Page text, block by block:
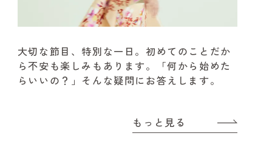
大切な節目、特別な一日。初めてのことだか
ら不安も楽しみもあります。
「何から始めた
らいいの？」そんな疑問にお答えします。
もっと見る